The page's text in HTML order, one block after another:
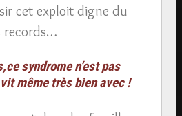
cet exploit digne du
records…
syndrome n’est pas
même très bien avec !